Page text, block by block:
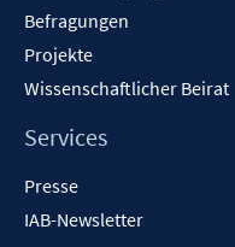
Befragungen
Projekte
Wissenschaftlicher Beirat
Services
Presse
IAB-Newsletter